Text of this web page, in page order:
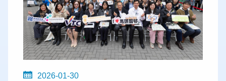
2026-01-30